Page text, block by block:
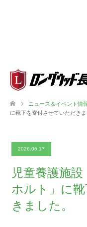
ニュース＆イベント情
に靴下を寄付させていただきま
2026.06.17
児童養護施
ホルト」に
きました。